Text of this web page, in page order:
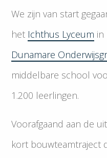
We zijn van start
het Ichthus Lyceum in
Dunamare
middelbare school
1.200 leerlingen.
Voorafgaand aan de
kort bouwteamtraject